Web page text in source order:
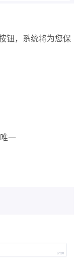
钮，系统将为您保
一